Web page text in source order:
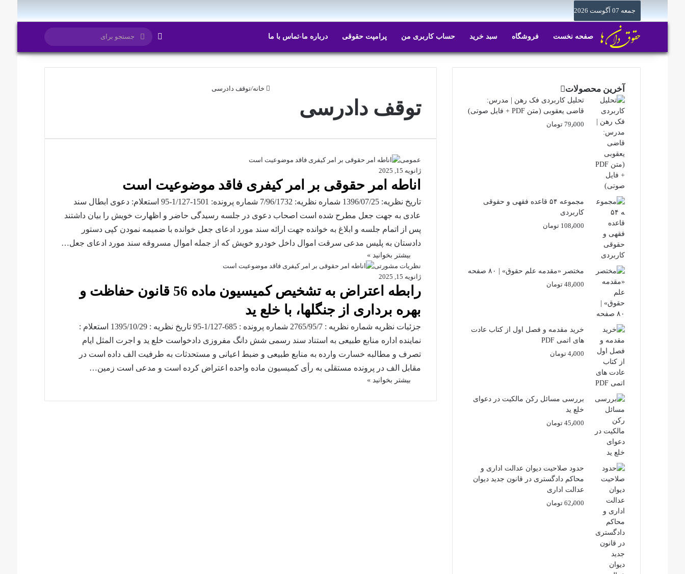
جمعه 07 آگوست 2026
صفحه نخست فروشگاه سبد خرید حساب کاربری من پرامپت حقوقی درباره ما-تماس با ما تغییر پوسته
جستجو
برای
خانه/توقف دادرسی
توقف دادرسی
عمومی
ژانویه 15, 2025
اناطه امر حقوقی بر امر کیفری فاقد موضوعیت است
تاریخ نظریه: 1396/07/25 شماره نظریه: 7/96/1732 شماره پرونده: 1501-1/127-95 استعلام: دعوی ابطال سند
عادی به جهت جعل مطرح شده است اصحاب دعوی در جلسه رسیدگی حاضر و اظهارت خویش را بیان داشتند
پس از اتمام جلسه و ابلاغ به خوانده جهت ارائه سند مورد ادعای جعل خوانده با ضمیمه نمودن کپی دستور
دادستان به پلیس مدعی سرقت اموال داخل خودرو خویش که از جمله اموال مسروقه سند مورد ادعای جعل…
بیشتر بخوانید »
نظریات مشورتی
ژانویه 15, 2025
رابطه اعتراض به تشخیص کمیسیون ماده 56 قانون حفاظت و
بهره برداری از جنگلها، با خلع ید
جزئیات نظریه شماره نظریه : 2765/95/7 شماره پرونده : 685-1/127-95 تاریخ نظریه : 1395/10/29 استعلام :
نماینده اداره منابع طبیعی به استناد سند رسمی شش دانگ مفروزی دادخواست خلع ید و اجرت المثل ایام
تصرف و مطالبه خسارت وارده به منابع طبیعی و ضبط اعیانی و مستحدثات به طرفیت الف داده است در
مقابل الف در پرونده مستقلی به رأی کمیسیون ماده واحده اعتراض کرده است و مدعی است زمین…
بیشتر بخوانید »
آخرین محصولات
تحلیل کاربردی فک رهن | مدرس:
قاضی یعقوبی (متن PDF + فایل صوتی)
79٫000 تومان
مجموعه ۵۴ قاعده فقهی و حقوقی
کاربردی
108٫000 تومان
مختصر «مقدمه علم حقوق» | ۸۰ صفحه
48٫000 تومان
خرید مقدمه و فصل اول از کتاب عادت
های اتمی PDF
4٫000 تومان
بررسی مسائل رکن مالکیت در دعوای
خلع ید
45٫000 تومان
حدود صلاحیت دیوان عدالت اداری و
محاکم دادگستری در قانون جدید دیوان
عدالت اداری
62٫000 تومان